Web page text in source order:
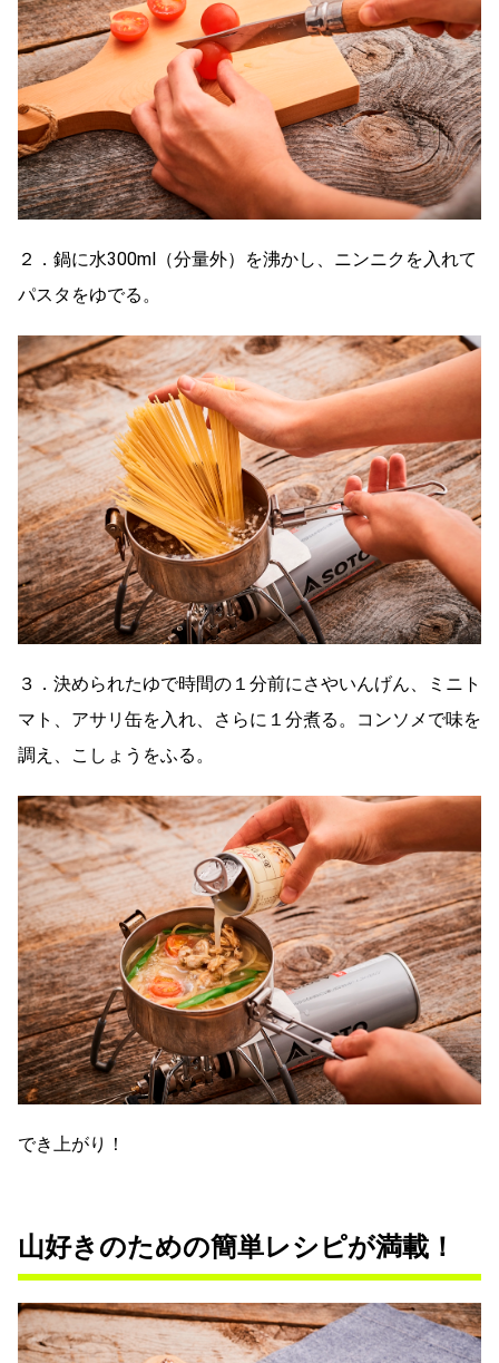
２．鍋に水300ml（分量外）を沸かし、ニンニクを入れて
パスタをゆでる。
３．決められたゆで時間の１分前にさやいんげん、ミニト
マト、アサリ缶を入れ、さらに１分煮る。コンソメで味を
調え、こしょうをふる。
でき上がり！
山好きのための簡単レシピが満載！